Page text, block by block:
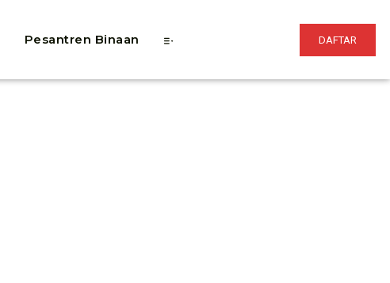
Pesantren Binaan DAFTAR